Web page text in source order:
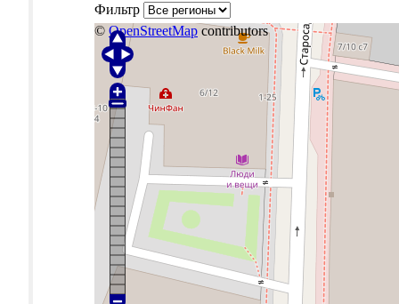
Фильтр
© OpenStreetMap contributors